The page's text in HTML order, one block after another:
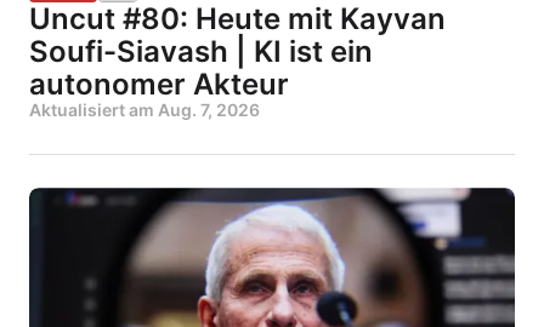
Uncut #80: Heute mit Kayvan
Soufi-Siavash | KI ist ein
autonomer Akteur
Aktualisiert am Aug. 7, 2026